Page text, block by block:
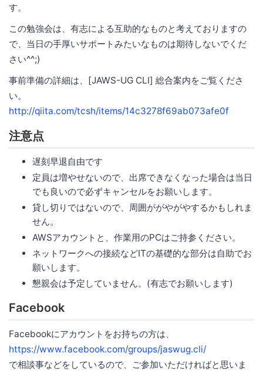
す。
この勉強会は、有志による互助的なものと考えておりますの
で、当日の手厚いサポートみたいなものは期待しないでくだ
さい^^;)
事前準備の詳細は、[JAWS-UG CLI] 総合案内をご覧くださ
い。
http://qiita.com/tcsh/items/14c3278f69ab073afe0f
注意点
遅刻早退自由です
定員は増やせないので、出席できなくなった場合は当日
でも良いので必ずキャンセルをお願いします。
貸し切りではないので、周囲ががやがやするかもしれま
せん。
AWSアカウントと、作業用のPCはご持参ください。
ネットワークへの接続などITの基礎的な部分は自助でお
願いします。
懇親会は予定していません。(有志でお願いします)
Facebook
Facebookにアカウントをお持ちの方は、
https://www.facebook.com/groups/jaswug.cli/
で相談事などをしているので、ご参加いただければと思いま